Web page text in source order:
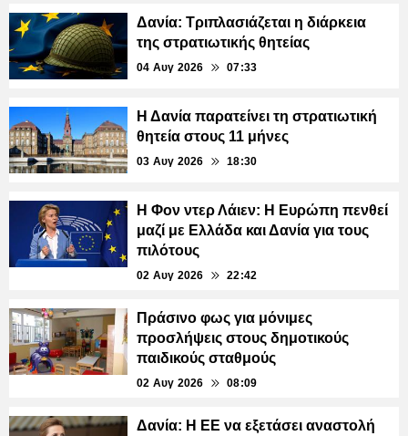
Δανία: Τριπλασιάζεται η διάρκεια
της στρατιωτικής θητείας
04 Αυγ 2026 07:33
Η Δανία παρατείνει τη στρατιωτική
θητεία στους 11 μήνες
03 Αυγ 2026 18:30
Η Φον ντερ Λάιεν: Η Ευρώπη πενθεί
μαζί με Ελλάδα και Δανία για τους
πιλότους
02 Αυγ 2026 22:42
Πράσινο φως για μόνιμες
προσλήψεις στους δημοτικούς
παιδικούς σταθμούς
02 Αυγ 2026 08:09
Δανία: Η ΕΕ να εξετάσει αναστολή